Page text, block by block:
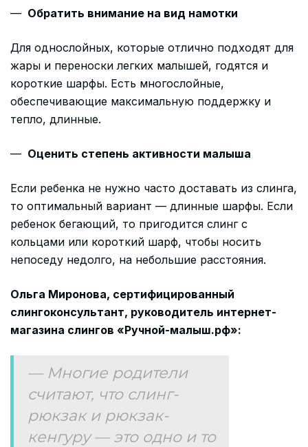
Обратить внимание на вид намотки
Для однослойных, которые отлично подходят для
жары и переноски легких малышей, годятся и
короткие шарфы. Есть многослойные,
обеспечивающие максимальную поддержку и
тепло, длинные.
Оценить степень активности малыша
Если ребенка не нужно часто доставать из слинга,
то оптимальный вариант — длинные шарфы. Если
ребенок бегающий, то пригодится слинг с
кольцами или короткий шарф, чтобы носить
непоседу недолго, на небольшие расстояния.
Ольга Миронова, сертифицированный
слингоконсультант, руководитель интернет-
магазина слингов «Ручной-малыш.рф»:
— Многие родители
считают, что слинг-
рюкзак и рюкзак-
кенгуру — это одно и то